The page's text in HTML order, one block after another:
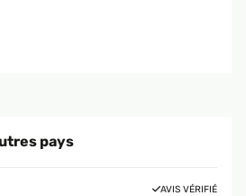
pays
AVIS VÉRIFIÉ